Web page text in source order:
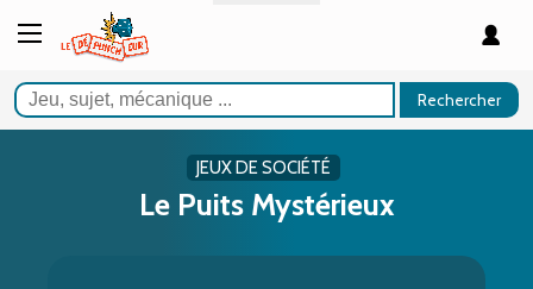
Rechercher
JEUX DE SOCIÉTÉ
Le Puits Mystérieux